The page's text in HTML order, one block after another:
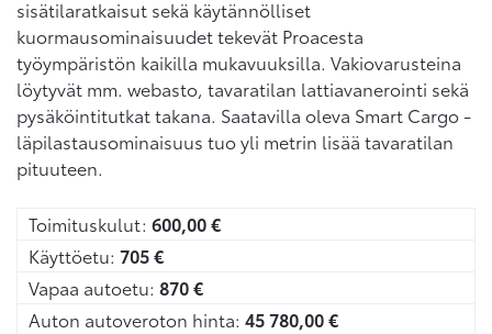
sisätilaratkaisut sekä käytännölliset
kuormausominaisuudet tekevät Proacesta
työympäristön kaikilla mukavuuksilla. Vakiovarusteina
löytyvät mm. webasto, tavaratilan lattiavanerointi sekä
pysäköintitutkat takana. Saatavilla oleva Smart Cargo -
läpilastausominaisuus tuo yli metrin lisää tavaratilan
pituuteen.
Toimituskulut: 600,00€
Käyttöetu: 705€
Vapaa autoetu: 870€
Auton autoveroton hinta: 45 780,00€